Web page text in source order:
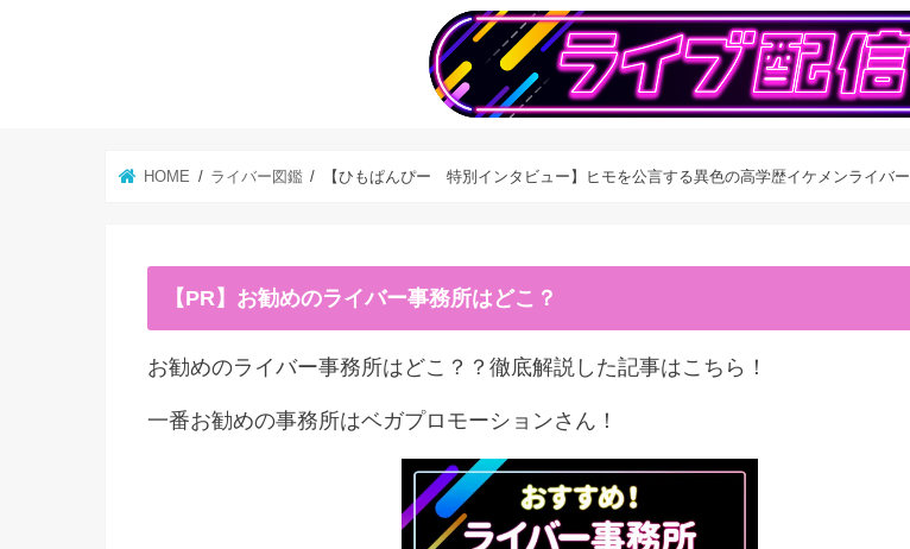
HOME ライバー図鑑 【ひもぱんぴー 特別インタビュー】ヒモを公言する異色の高学歴イケメンライバー
【PR】お勧めのライバー事務所はどこ？
お勧めのライバー事務所はどこ？？徹底解説した記事はこちら！
一番お勧めの事務所はベガプロモーションさん！